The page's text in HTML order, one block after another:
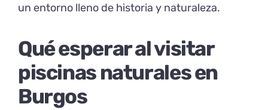
un entorno lleno de historia y naturaleza.
Qué esperar al visitar
piscinas naturales en
Burgos